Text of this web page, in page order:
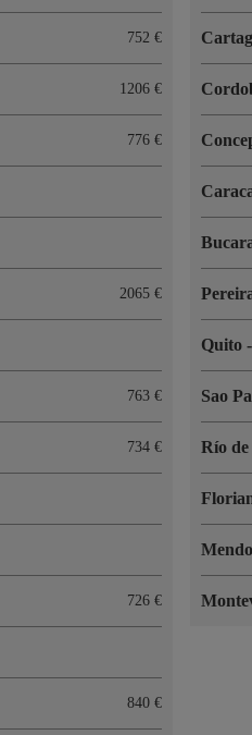
752 €
1206 €
776 €
2065 €
763 €
734 €
726 €
840 €
Quito
Sao
Río